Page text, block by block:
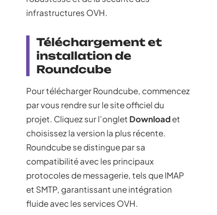
infrastructures OVH.
Téléchargement et
installation de
Roundcube
Pour télécharger Roundcube, commencez
par vous rendre sur le site officiel du
projet. Cliquez sur l’onglet Downloadet
choisissez la version la plus récente.
Roundcube se distingue par sa
compatibilité avec les principaux
protocoles de messagerie, tels que IMAP
et SMTP, garantissant une intégration
fluide avec les services OVH.